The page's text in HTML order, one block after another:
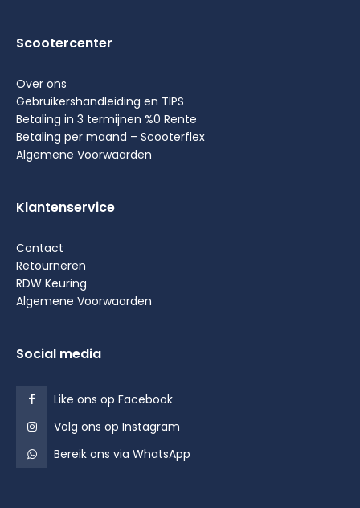
Scootercenter
Over ons
Gebruikershandleiding en TIPS
Betaling in 3 termijnen %0 Rente
Betaling per maand – Scooterflex
Algemene Voorwaarden
Klantenservice
Contact
Retourneren
RDW Keuring
Algemene Voorwaarden
Social media
Like ons op Facebook
Volg ons op Instagram
Bereik ons via WhatsApp